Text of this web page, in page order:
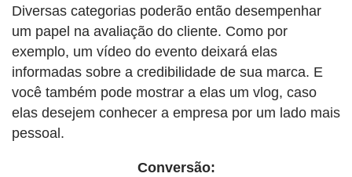
Diversas categorias poderão então desempenhar
um papel na avaliação do cliente. Como por
exemplo, um vídeo do evento deixará elas
informadas sobre a credibilidade de sua marca. E
você também pode mostrar a elas um vlog, caso
elas desejem conhecer a empresa por um lado mais
pessoal.
Conversão: